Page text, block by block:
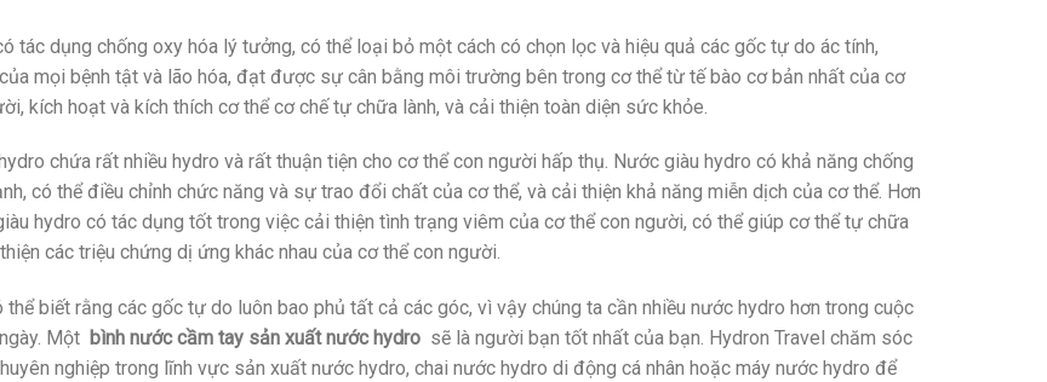
tác dụng chống oxy hóa lý tưởng, có thể loại bỏ một cách có chọn lọc và hiệu quả các gốc tự do ác tính,
mọi bệnh tật và lão hóa, đạt được sự cân bằng môi trường bên trong cơ thể từ tế bào cơ bản nhất của cơ
kích hoạt và kích thích cơ thể cơ chế tự chữa lành, và cải thiện toàn diện sức khỏe.
chứa rất nhiều hydro và rất thuận tiện cho cơ thể con người hấp thụ. Nước giàu hydro có khả năng chống
có thể điều chỉnh chức năng và sự trao đổi chất của cơ thể, và cải thiện khả năng miễn dịch của cơ thể. Hơn
hydro có tác dụng tốt trong việc cải thiện tình trạng viêm của cơ thể con người, có thể giúp cơ thể tự chữa
các triệu chứng dị ứng khác nhau của cơ thể con người.
thể biết rằng các gốc tự do luôn bao phủ tất cả các góc, vì vậy chúng ta cần nhiều nước hydro hơn trong cuộc
Một bình nước cầm tay sản xuất nước hydro sẽ là người bạn tốt nhất của bạn. Hydron Travel chăm sóc
nghiệp trong lĩnh vực sản xuất nước hydro, chai nước hydro di động cá nhân hoặc máy nước hydro để